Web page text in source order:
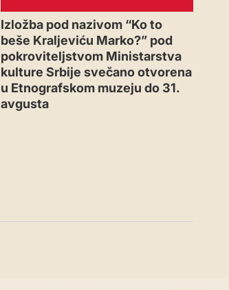
Izložba pod nazivom “Ko to
beše Kraljeviću Marko?” pod
pokroviteljstvom Ministarstva
kulture Srbije svečano otvorena
u Etnografskom muzeju do 31.
avgusta